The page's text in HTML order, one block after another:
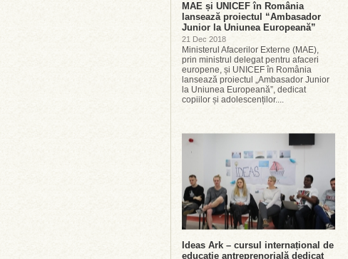
MAE și UNICEF în România
lansează proiectul “Ambasador
Junior la Uniunea Europeană”
21 Dec 2018
Ministerul Afacerilor Externe (MAE),
prin ministrul delegat pentru afaceri
europene, și UNICEF în România
lansează proiectul „Ambasador Junior
la Uniunea Europeană”, dedicat
copiilor și adolescenților....
Ideas Ark – cursul internațional de
educație antreprenorială dedicat